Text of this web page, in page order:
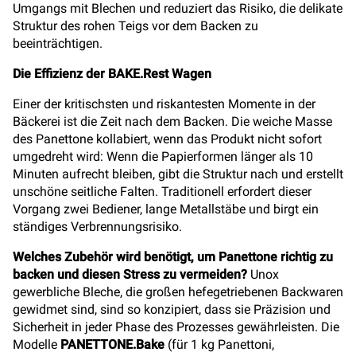
Umgangs mit Blechen und reduziert das Risiko, die delikate
Struktur des rohen Teigs vor dem Backen zu
beeinträchtigen.
Die Effizienz der BAKE.Rest Wagen
Einer der kritischsten und riskantesten Momente in der
Bäckerei ist die Zeit nach dem Backen. Die weiche Masse
des Panettone kollabiert, wenn das Produkt nicht sofort
umgedreht wird: Wenn die Papierformen länger als 10
Minuten aufrecht bleiben, gibt die Struktur nach und erstellt
unschöne seitliche Falten. Traditionell erfordert dieser
Vorgang zwei Bediener, lange Metallstäbe und birgt ein
ständiges Verbrennungsrisiko.
Welches Zubehör wird benötigt, um Panettone richtig zu
backen und diesen Stress zu vermeiden? Unox
gewerbliche Bleche, die großen hefegetriebenen Backwaren
gewidmet sind, sind so konzipiert, dass sie Präzision und
Sicherheit in jeder Phase des Prozesses gewährleisten. Die
Modelle PANETTONE.Bake (für 1 kg Panettoni,